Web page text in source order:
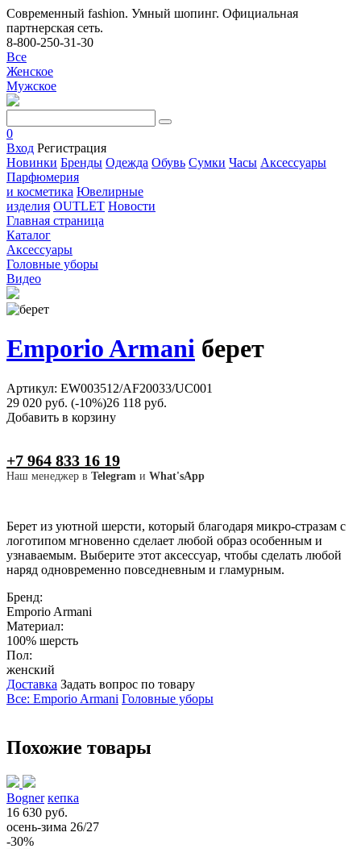
Современный fashion. Умный шопинг. Официальная
партнерская сеть.
8-800-250-31-30
Все
Женское
Мужское
0
Вход Регистрация
Новинки Бренды Одежда Обувь Сумки Часы Аксессуары
Парфюмерия
и косметика Ювелирные
изделия OUTLET Новости
Главная страница
Каталог
Аксессуары
Головные уборы
Видео
Emporio Armani берет
Артикул: EW003512/AF20033/UC001
29 020 руб. (-10%)26 118 руб.
Добавить в корзину
+7 964 833 16 19
Наш менеджер в Telegram и What'sApp
Берет из уютной шерсти, который благодаря микро-стразам с
логотипом мгновенно сделает любой образ особенным и
узнаваемым. Выберите этот аксессуар, чтобы сделать любой
наряд одновременно повседневным и гламурным.
Бренд:
Emporio Armani
Материал:
100% шерсть
Пол:
женский
Доставка Задать вопрос по товару
Все: Emporio Armani Головные уборы
Похожие товары
Bogner кепка
16 630 руб.
осень-зима 26/27
-30%